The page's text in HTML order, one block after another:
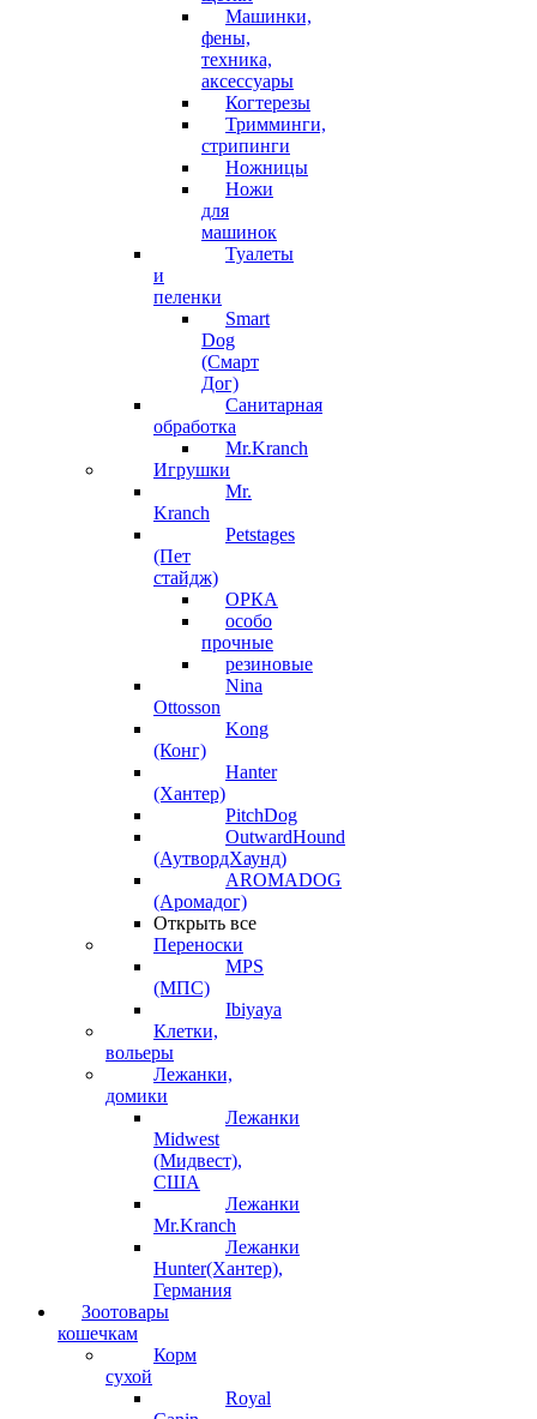
Машинки,
фены,
техника,
аксессуары
Когтерезы
Тримминги,
стрипинги
Ножницы
Ножи
для
машинок
Туалеты
и
пеленки
Smart
Dog
(Смарт
Дог)
Санитарная
обработка
Mr.Kranch
Игрушки
Mr.
Kranch
Petstages
(Пет
стайдж)
ОРКА
особо
прочные
резиновые
Nina
Ottosson
Kong
(Конг)
Hanter
(Хантер)
PitchDog
OutwardHound
(АутвордХаунд)
AROMADOG
(Аромадог)
Открыть все
Переноски
MPS
(МПС)
Ibiyaya
Клетки,
вольеры
Лежанки,
домики
Лежанки
Midwest
(Мидвест),
США
Лежанки
Mr.Kranch
Лежанки
Hunter(Хантер),
Германия
Зоотовары
кошечкам
Корм
сухой
Royal